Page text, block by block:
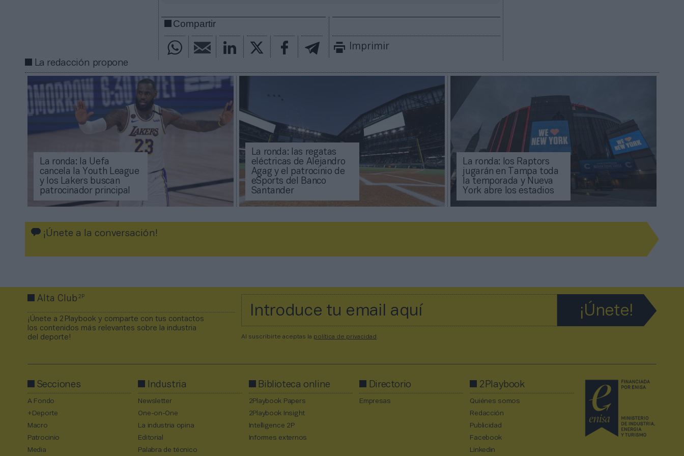
Compartir
Imprimir
La redacción propone
La ronda: la Uefa
cancela la Youth League
y los Lakers buscan
patrocinador principal
La ronda: las regatas
eléctricas de Alejandro
Agag y el patrocinio de
eSports del Banco
Santander
La ronda: los Raptors
jugarán en Tampa toda
la temporada y Nueva
York abre los estadios
¡Únete a la conversación!
Alta Club2P
¡Únete a 2Playbook y comparte con tus contactos
los contenidos más relevantes sobre la industria
del deporte!
Al suscribirte aceptas la política de privacidad
Secciones
A Fondo
+Deporte
Macro
Patrocinio
Media
Industria
Newsletter
One-on-One
La industria opina
Editorial
Palabra de técnico
Biblioteca online
2Playbook Papers
2Playbook Insight
Intelligence 2P
Informes externos
Directorio
Empresas
2Playbook
Quiénes somos
Redacción
Publicidad
Facebook
Linkedin